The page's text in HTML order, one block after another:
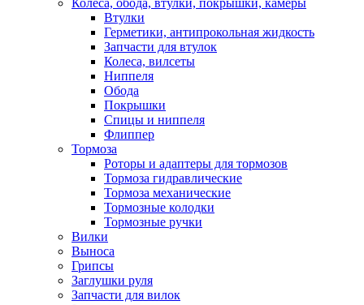
Втулки
Герметики, антипрокольная жидкость
Запчасти для втулок
Колеса, вилсеты
Ниппеля
Обода
Покрышки
Спицы и ниппеля
Флиппер
Тормоза
Роторы и адаптеры для тормозов
Тормоза гидравлические
Тормоза механические
Тормозные колодки
Тормозные ручки
Вилки
Выноса
Грипсы
Заглушки руля
Запчасти для вилок